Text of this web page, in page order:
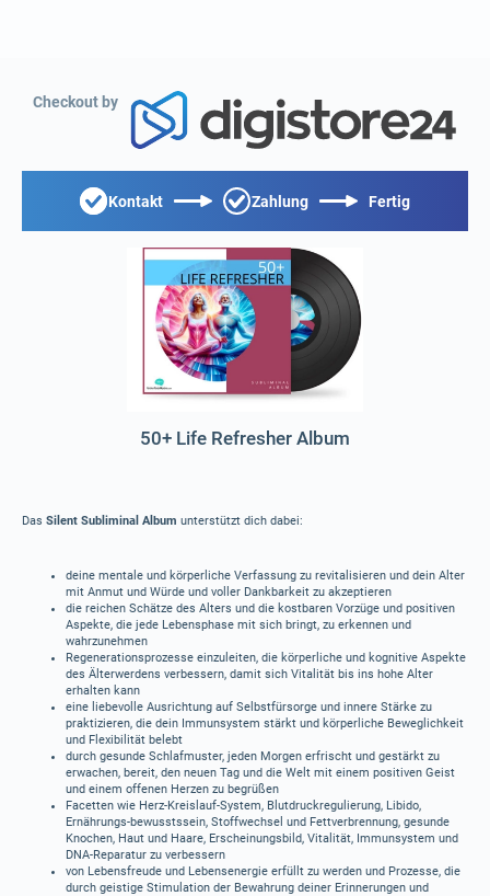
Checkout by
Kontakt Zahlung Fertig
50+ Life Refresher Album
Das Silent Subliminal Album unterstützt dich dabei:
deine mentale und körperliche Verfassung zu revitalisieren und dein Alter
mit Anmut und Würde und voller Dankbarkeit zu akzeptieren
die reichen Schätze des Alters und die kostbaren Vorzüge und positiven
Aspekte, die jede Lebensphase mit sich bringt, zu erkennen und
wahrzunehmen
Regenerationsprozesse einzuleiten, die körperliche und kognitive Aspekte
des Älterwerdens verbessern, damit sich Vitalität bis ins hohe Alter
erhalten kann
eine liebevolle Ausrichtung auf Selbstfürsorge und innere Stärke zu
praktizieren, die dein Immunsystem stärkt und körperliche Beweglichkeit
und Flexibilität belebt
durch gesunde Schlafmuster, jeden Morgen erfrischt und gestärkt zu
erwachen, bereit, den neuen Tag und die Welt mit einem positiven Geist
und einem offenen Herzen zu begrüßen
Facetten wie Herz-Kreislauf-System, Blutdruckregulierung, Libido,
Ernährungs-bewusstssein, Stoffwechsel und Fettverbrennung, gesunde
Knochen, Haut und Haare, Erscheinungsbild, Vitalität, Immunsystem und
DNA-Reparatur zu verbessern
von Lebensfreude und Lebensenergie erfüllt zu werden und Prozesse, die
durch geistige Stimulation der Bewahrung deiner Erinnerungen und